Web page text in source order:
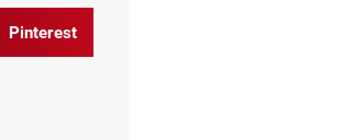
Pinterest